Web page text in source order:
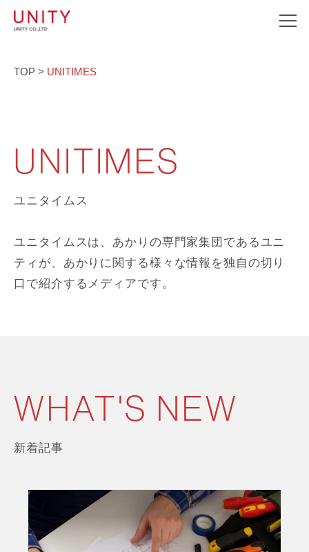
TOP > UNITIMES
UNITIMES
ユニタイムス
ユニタイムスは、あかりの専門家集団であるユニ
ティが、あかりに関する様々な情報を独自の切り
口で紹介するメディアです。
WHAT'S NEW
新着記事